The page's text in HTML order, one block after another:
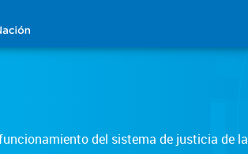
del sistema de justicia de la